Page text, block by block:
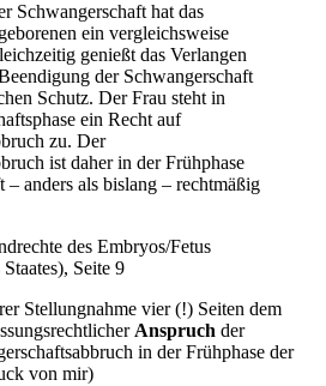
Schwangerschaft hat das
ein vergleichsweise
genießt das Verlangen
der Schwangerschaft
Schutz. Der Frau steht in
ein Recht auf
zu. Der
ist daher in der Frühphase
– anders als bislang – rechtmäßig
des Embryos/Fetus
Seite 9
Stellungnahme vier (!) Seiten dem
Anspruch der
in der Frühphase der
von mir)